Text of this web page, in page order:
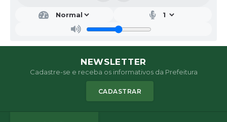
NEWSLETTER
Cadastre-se e receba os informativos da Prefeitura
CADASTRAR